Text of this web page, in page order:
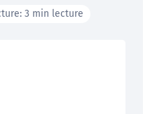
3 min lecture